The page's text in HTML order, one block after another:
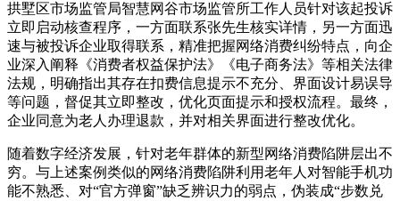
拱墅区市场监管局智慧网谷市场监管所工作人员针对该起投诉
立即启动核查程序，一方面联系张先生核实详情，另一方面迅
速与被投诉企业取得联系，精准把握网络消费纠纷特点，向企
业深入阐释《消费者权益保护法》《电子商务法》等相关法律
法规，明确指出其存在扣费信息提示不充分、界面设计易误导
等问题，督促其立即整改，优化页面提示和授权流程。最终，
企业同意为老人办理退款，并对相关界面进行整改优化。
随着数字经济发展，针对老年群体的新型网络消费陷阱层出不
穷。与上述案例类似的网络消费陷阱利用老年人对智能手机功
能不熟悉、对“官方弹窗”缺乏辨识力的弱点，伪装成“步数兑